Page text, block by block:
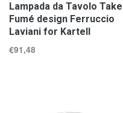
Lampada da Tavolo Take
Fumé design Ferruccio
Laviani for Kartell
€91,48